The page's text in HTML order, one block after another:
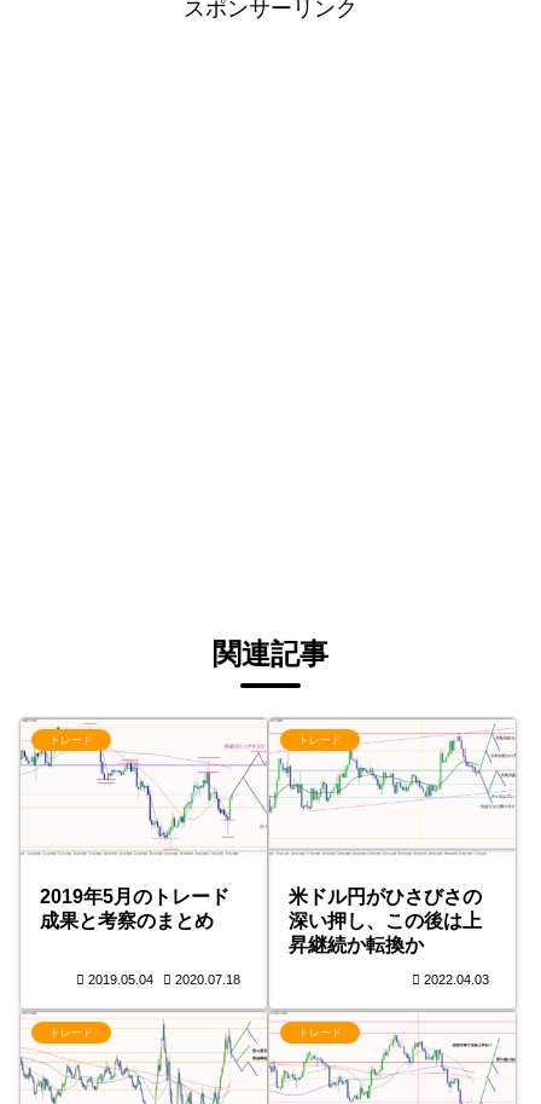
スポンサーリンク
関連記事
トレード
2019年5月のトレード
成果と考察のまとめ
2019.05.04 2020.07.18
トレード
米ドル円がひさびさの
深い押し、この後は上
昇継続か転換か
2022.04.03
トレード トレード